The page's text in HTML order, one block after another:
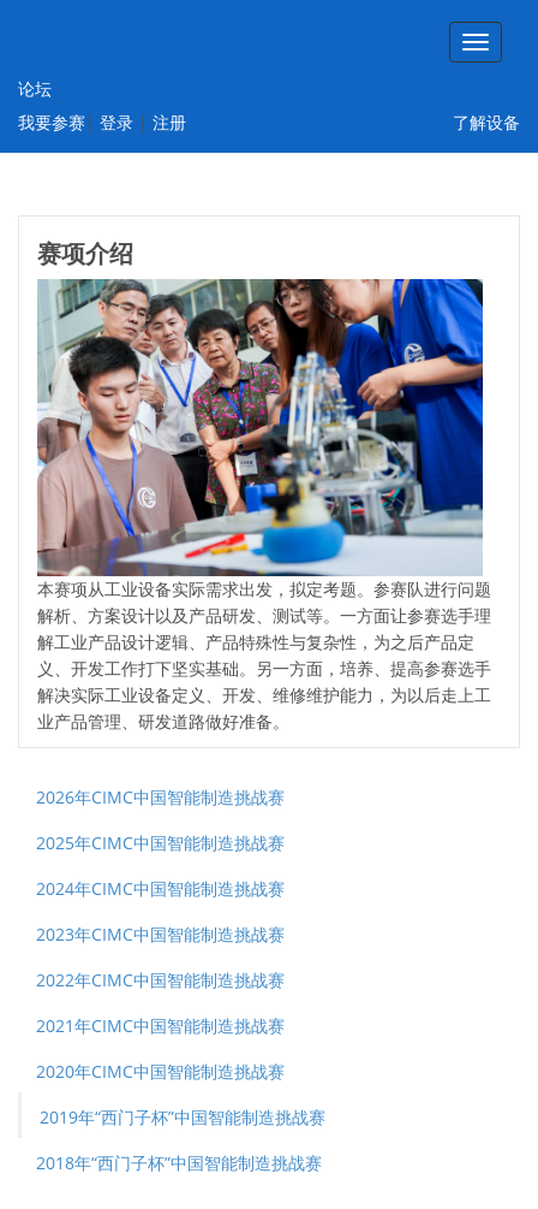
论坛
我要参赛| 登录 | 注册 了解设备
此年份没有上传赛项资料或没有举办该赛项
赛项介绍
本赛项从工业设备实际需求出发，拟定考题。参赛队进行问题
解析、方案设计以及产品研发、测试等。一方面让参赛选手理
解工业产品设计逻辑、产品特殊性与复杂性，为之后产品定
义、开发工作打下坚实基础。另一方面，培养、提高参赛选手
解决实际工业设备定义、开发、维修维护能力，为以后走上工
业产品管理、研发道路做好准备。
2026年CIMC中国智能制造挑战赛
2025年CIMC中国智能制造挑战赛
2024年CIMC中国智能制造挑战赛
2023年CIMC中国智能制造挑战赛
2022年CIMC中国智能制造挑战赛
2021年CIMC中国智能制造挑战赛
2020年CIMC中国智能制造挑战赛
2019年“西门子杯”中国智能制造挑战赛
2018年“西门子杯”中国智能制造挑战赛